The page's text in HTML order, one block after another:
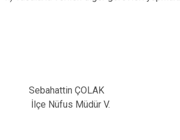
Sebahattin ÇOLAK
İlçe Nüfus Müdür V.